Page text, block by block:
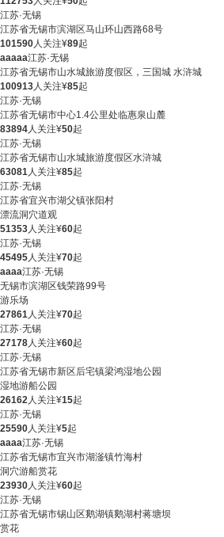
江苏·无锡
江苏省无锡市滨湖区马山环山西路68号
101590人关注¥89起
aaaaa江苏·无锡
江苏省无锡市山水城旅游度假区，三国城 水浒城
100913人关注¥85起
江苏·无锡
江苏省无锡市中心1.4公里处临惠泉山麓
83894人关注¥50起
江苏·无锡
江苏省无锡市山水城旅游度假区水浒城
63081人关注¥85起
江苏·无锡
江苏省宜兴市湖父镇张阳村
漂流洞穴道观
51353人关注¥60起
江苏·无锡
45495人关注¥70起
aaaa江苏·无锡
无锡市滨湖区钱荣路99号
游乐场
27861人关注¥70起
江苏·无锡
27178人关注¥60起
江苏·无锡
江苏省无锡市新区后宅镇梁鸿湿地公园
湿地游船公园
26162人关注¥15起
江苏·无锡
25590人关注¥5起
aaaa江苏·无锡
江苏省无锡市宜兴市湖滏镇竹海村
洞穴游船赏花
23930人关注¥60起
江苏·无锡
江苏省无锡市锡山区鹅湖镇鹅湖村蒋塘坝
赏花